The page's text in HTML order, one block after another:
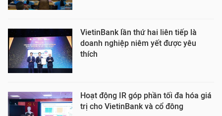
VietinBank lần thứ hai liên tiếp là
doanh nghiệp niêm yết được yêu
thích
Hoạt động IR góp phần tối đa hóa giá
trị cho VietinBank và cổ đông